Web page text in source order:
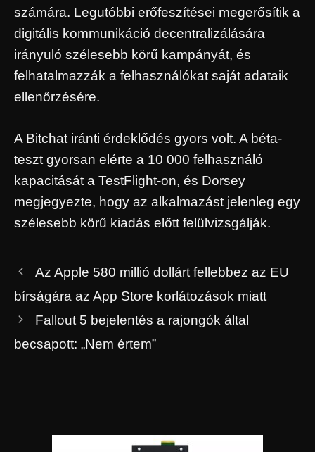
számára. Legutóbbi erőfeszítései megerősítik a
digitális kommunikáció decentralizálására
irányuló szélesebb körű kampányát, és
felhatalmazzák a felhasználókat saját adataik
ellenőrzésére.
A Bitchat iránti érdeklődés gyors volt. A béta-
teszt gyorsan elérte a 10 000 felhasználó
kapacitását a TestFlight-on, és Dorsey
megjegyezte, hogy az alkalmazást jelenleg egy
szélesebb körű kiadás előtt felülvizsgálják.
Az Apple 580 millió dollárt fellebbez az EU
bírságára az App Store korlátozások miatt
Fallout 5 bejelentés a rajongók által
becsapott: „Nem értem”